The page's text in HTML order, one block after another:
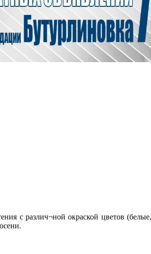
с различ¬ной окраской цветов